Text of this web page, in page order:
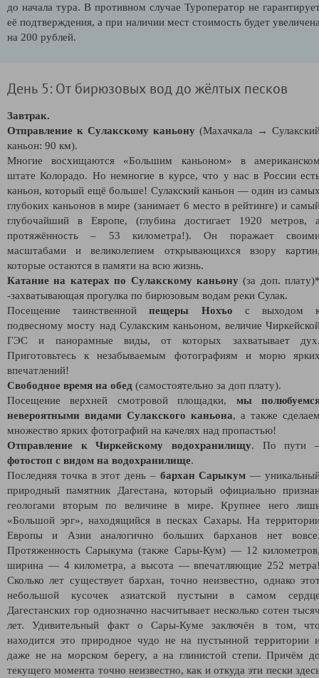
до начала тура. В противном случае Туроператор не
её подтверждения, а при наличии мест стоимость будет
на 200 рублей.
День 5: От бирюзовых вод до жёлтых песков
Завтрак.
Отправление к Сулакскому каньону (Махачкала →
каньон: 90 км).
Многие восхищаются «Большим каньоном» в
штате Колорадо. Но немногие в курсе, что у нас в России
каньон, который ещё больше! Сулакский каньон — один из
глубоких каньонов в мире (занимает 6 место в рейтинге) и
глубочайший в Европе, (глубина достигает 1920 метров,
протяжённость – 53 километра!). Он поражает
масштабами и великолепием открывающихся взору
которые остаются в памяти на всю жизнь.
Катание на катерах по Сулакскому каньону(за доп.
-захватывающая прогулка по бирюзовым водам реки Сулак.
Посещение таинственнойпещеры Нохъо с выходом
подвесному мосту над Сулакским каньоном, величие
ГЭС и панорамные виды, от которых захватывает
Приготовьтесь к незабываемым фотографиям и морю
впечатлений!
Свободное время на обед (самостоятельно за доп плату).
Посещение верхней смотровой площадки, мы
невероятными видами Сулакского каньона, а также
множество ярких фотографий на качелях над пропастью!
Отправление к Чиркейскому водохранилищу. По пути
фотостоп с видом на водохранилище.
Последняя точка в этот день – бархан Сарыкум —
природный памятник Дагестана, который официально
геологами вторым по величине в мире. Крупнее него
«Большой эрг», находящийся в песках Сахары. На
Европы и Азии аналогично больших барханов нет
Протяженность Сарыкума (также Сары-Кум) — 12
ширина — 4 километра, а высота — впечатляющие 252
Сколько лет существует бархан, точно неизвестно, однако
небольшой кусочек азиатской пустыни в самом
Дагестанских гор однозначно насчитывает несколько сотен
лет. Удивительный факт о Сары-Куме заключён в том,
находится это природное чудо не на пустынной территории
даже не на морском берегу, а на глинистой степи. Причём
текущего момента точно неизвестно, как и откуда эти пески